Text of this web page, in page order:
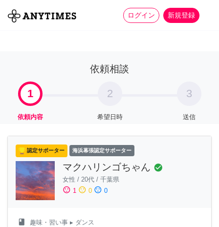
ログイン 新規登録
全て 家事 more_horiz
依頼相談
1
依頼内容
2
希望日時
3
送信
認定サポーター 海浜幕張認定サポーター
マクハリンゴちゃん check_circle
女性 / 20代 / 千葉県
sentiment_satisfied 1 sentiment_neutral 0 sentiment_dissatisfied 0
class 趣味・習い事 ▸ ダンス